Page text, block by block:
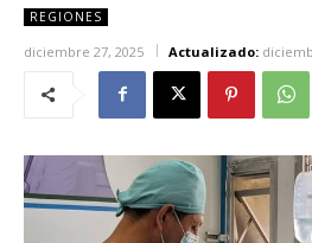
REGIONES
diciembre 27, 2025 Actualizado: